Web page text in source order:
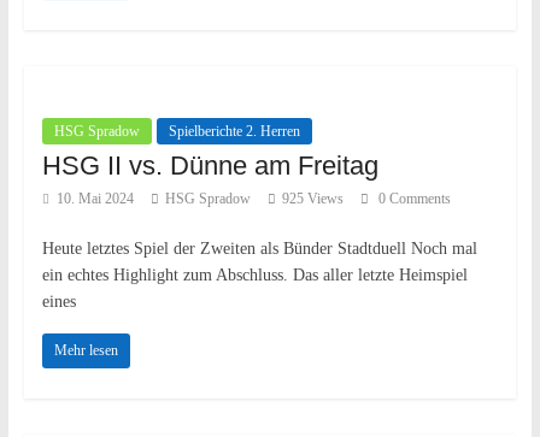
HSG Spradow Spielberichte 2. Herren
HSG II vs. Dünne am Freitag
10. Mai 2024 HSG Spradow 925 Views 0 Comments
Heute letztes Spiel der Zweiten als Bünder Stadtduell Noch mal
ein echtes Highlight zum Abschluss. Das aller letzte Heimspiel
eines
Mehr lesen